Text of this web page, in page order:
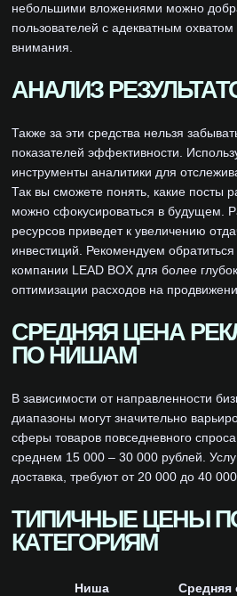
небольшими вложениями можно
пользователей с адекватным
внимания.
АНАЛИЗ
Также за эти средства нельзя
показателей эффективности.
инструменты аналитики для
Так вы сможете понять, какие посты
можно сфокусироваться в будущем.
ресурсов приведет к увеличению
инвестиций. Рекомендуем
компании LEAD BOX для более
оптимизации расходов на
СРЕДНЯЯ ЦЕНА
ПО НИШАМ
В зависимости от направленности
диапазоны могут значительно
сферы товаров повседневного
среднем 15 000 – 30 000 рублей.
доставка, требуют от 20 000 до 40 000
ТИПИЧНЫЕ ЦЕНЫ
КАТЕГОРИЯМ
Ниша
Средняя